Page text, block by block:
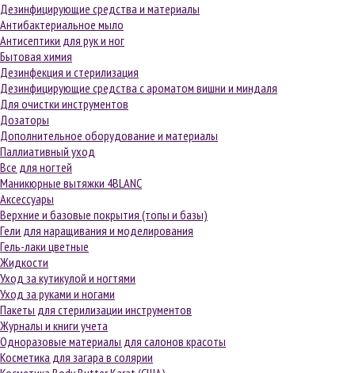
Дезинфицирующие средства и материалы
Антибактериальное мыло
Антисептики для рук и ног
Бытовая химия
Дезинфекция и стерилизация
Дезинфицирующие средства с ароматом вишни и миндаля
Для очистки инструментов
Дозаторы
Дополнительное оборудование и материалы
Паллиативный уход
Все для ногтей
Маникюрные вытяжки 4BLANC
Аксессуары
Верхние и базовые покрытия (топы и базы)
Гели для наращивания и моделирования
Гель-лаки цветные
Жидкости
Уход за кутикулой и ногтями
Уход за руками и ногами
Пакеты для стерилизации инструментов
Журналы и книги учета
Одноразовые материалы для салонов красоты
Косметика для загара в солярии